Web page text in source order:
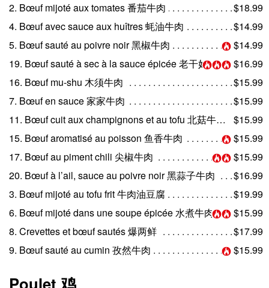
2. Bœuf mijoté aux tomates 番茄牛肉
$18.99
4. Bœuf avec sauce aux huîtres 蚝油牛肉
$14.99
5. Bœuf sauté au poivre noir 黑椒牛肉
$14.99
19. Bœuf sauté à sec à la sauce épicée 老干妈干煸牛肉 $16.99
16. Bœuf mu-shu 木须牛肉
$15.99
7. Bœuf en sauce 家家牛肉
$15.99
11. Bœuf cuit aux champignons et au tofu 北菇牛肉入豆腐煲
$15.99
15. Bœuf aromatisé au poisson 鱼香牛肉
$15.99
17. Bœuf au piment chili 尖椒牛肉
$15.99
20. Bœuf à l’ail, sauce au poivre noir 黑蒜子牛肉
$16.99
3. Bœuf mijoté au tofu frit 牛肉油豆腐
$19.99
6. Bœuf mijoté dans une soupe épicée 水煮牛肉
$15.99
8. Crevettes et bœuf sautés 爆两鲜
$17.99
9. Bœuf sauté au cumin 孜然牛肉
$15.99